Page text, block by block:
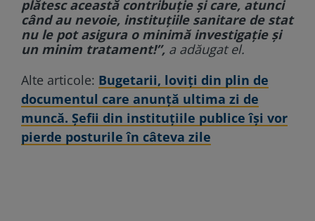
plătesc această contribuție și care, atunci
când au nevoie, instituțiile sanitare de stat
nu le pot asigura o minimă investigație și
un minim tratament!”, a adăugat el.
Alte articole: Bugetarii, loviți din plin de
documentul care anunță ultima zi de
muncă. Șefii din instituțiile publice își vor
pierde posturile în câteva zile